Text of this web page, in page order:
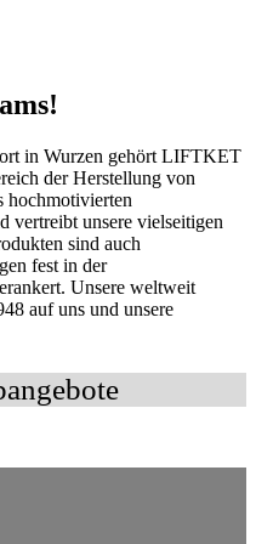
in Wurzen gehört LIFTKET
der Herstellung von
hochmotivierten
vertreibt unsere vielseitigen
sind auch
fest in der
Unsere weltweit
auf uns und unsere